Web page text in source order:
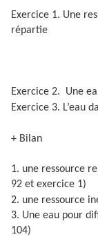
Exercice 1. Une
répartie
Exercice 2. Une
Exercice 3. L’eau
+ Bilan
1. une ressource
92 et exercice 1)
2. une ressource
3. Une eau pour
104)